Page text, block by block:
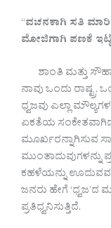
“ವಚನಕಾಗಿ ಸತಿ
ಮೋಜಿಗಾಗಿ ಪಣಕೆ
ಶಾಂತಿ ಮತ್ತು
ನಾವು ಒಂದು ರಾಷ್ಟ್ರ,
ಧ್ವಜವು ಎಲ್ಲಾ
ಏಕತೆಯ
ಮೂರ್ಖರನ್ನಾಗಿಸುವ
ಮುಂತಾದುವುಗಳನ್ನು
ಕಹಳೆಯನ್ನು
ಜನರು ಹೇಗೆ ‘ಧ್ವಜ’ದ
ಪ್ರತಿಧ್ವನಿಸುತ್ತಿದೆ.